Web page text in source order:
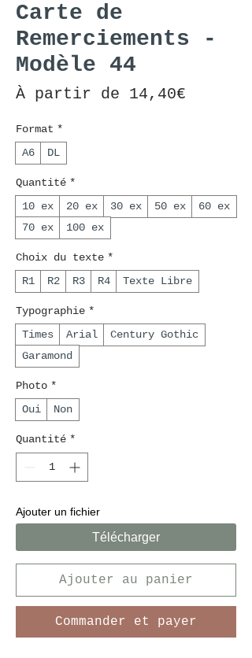
Carte de
Remerciements -
Modèle 44
À partir de 14,40€
Format *
A6
DL
Quantité *
10 ex
20 ex 30 ex 50 ex
60 ex
70 ex
100 ex
Choix du texte *
R1
R2 R3 R4 Texte Libre
Typographie *
Times
Arial
Century Gothic
Garamond
Photo *
Oui
Non
Quantité *
Ajouter un fichier
Télécharger
Ajouter au panier
Commander et payer